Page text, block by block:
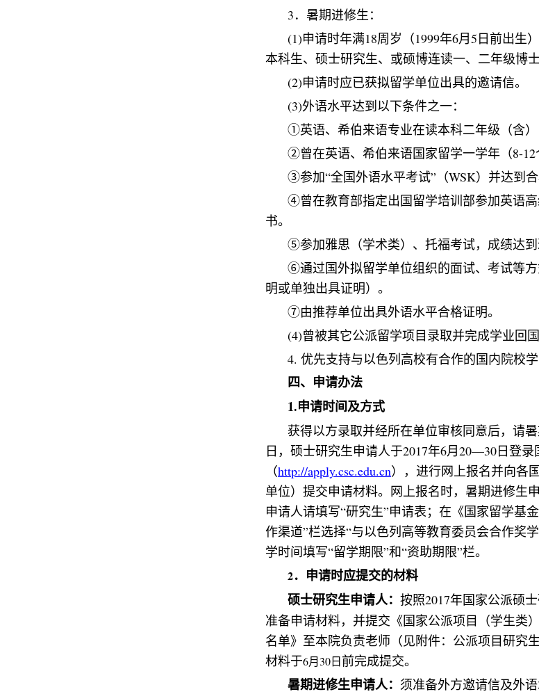
3．暑期进修生：
(1)申请时年满18周岁（1999年6月5日前出生
本科生、硕士研究生、或硕博连读一、二年级博士
(2)申请时应已获拟留学单位出具的邀请信。
(3)外语水平达到以下条件之一：
①英语、希伯来语专业在读本科二年级（含）
②曾在英语、希伯来语国家留学一学年（8-12
③参加“全国外语水平考试” （WSK）并达到合
④曾在教育部指定出国留学培训部参加英语
书。
⑤参加雅思（学术类）、托福考试，成绩达
⑥通过国外拟留学单位组织的面试、考试等
明或单独出具证明）。
⑦由推荐单位出具外语水平合格证明。
(4)曾被其它公派留学项目录取并完成学业回
4. 优先支持与以色列高校有合作的国内院校学
四、申请办法
1.申请时间及方式
获得以方录取并经所在单位审核同意后，请
日，硕士研究生申请人于2017年6月20—30日登
（http://apply.csc.edu.cn），进行网上报名并向各
单位）提交申请材料。网上报名时，暑期进修生
申请人请填写“研究生”申请表；在《国家留学基
作渠道”栏选择“与以色列高等教育委员会合作奖
学时间填写“留学期限”和“资助期限”栏。
2．申请时应提交的材料
硕士研究生申请人： 按照2017年国家公派硕
准备申请材料，并提交《国家公派项目（学生类
名单》至本院负责老师（见附件：公派项目研究
材料于6月30日前完成提交。
暑期进修生申请人： 须准备外方邀请信及外